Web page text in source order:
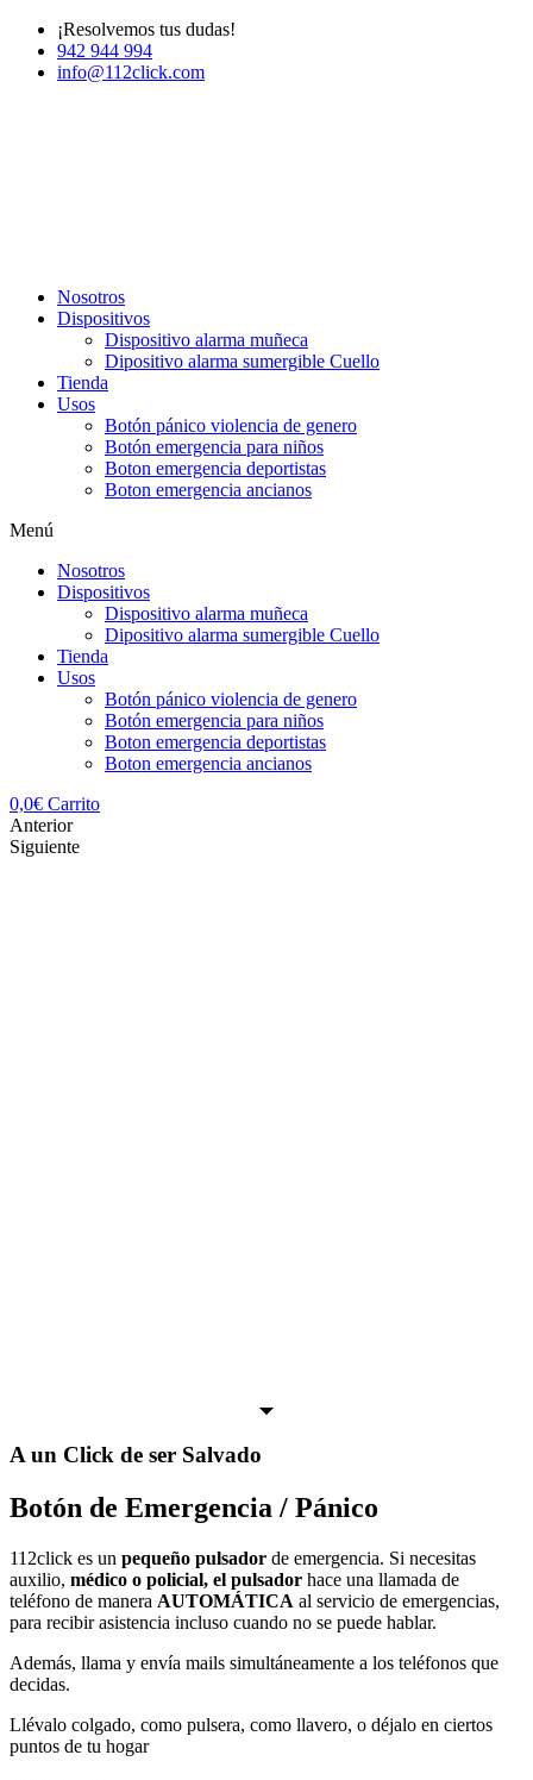
¡Resolvemos tus dudas!
942 944 994
info@112click.com
Nosotros
Dispositivos
Dispositivo alarma muñeca
Dipositivo alarma sumergible Cuello
Tienda
Usos
Botón pánico violencia de genero
Botón emergencia para niños
Boton emergencia deportistas
Boton emergencia ancianos
Menú
Nosotros
Dispositivos
Dispositivo alarma muñeca
Dipositivo alarma sumergible Cuello
Tienda
Usos
Botón pánico violencia de genero
Botón emergencia para niños
Boton emergencia deportistas
Boton emergencia ancianos
0,0€ Carrito
Anterior
Siguiente
A un Click de ser Salvado
Botón de Emergencia / Pánico
112click es un pequeño pulsador de emergencia. Si necesitas
auxilio, médico o policial, el pulsador hace una llamada de
teléfono de manera AUTOMÁTICA al servicio de emergencias,
para recibir asistencia incluso cuando no se puede hablar.
Además, llama y envía mails simultáneamente a los teléfonos que
decidas.
Llévalo colgado, como pulsera, como llavero, o déjalo en ciertos
puntos de tu hogar